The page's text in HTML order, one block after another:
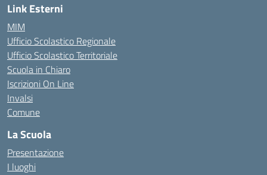
Link Esterni
MIM
Ufficio Scolastico Regionale
Ufficio Scolastico Territoriale
Scuola in Chiaro
Iscrizioni On Line
Invalsi
Comune
La Scuola
Presentazione
I luoghi